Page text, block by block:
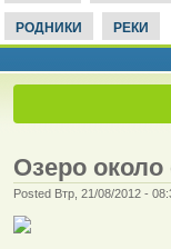
РОДНИКИ РЕКИ
Озеро
Posted Втр, 21/08/2012 -